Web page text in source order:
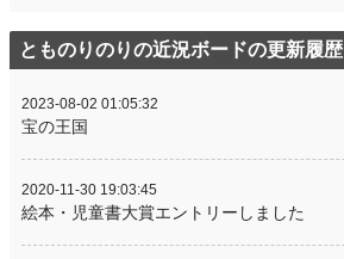
とものりのりの近況ボードの更新履歴
2023-08-02 01:05:32
宝の王国
2020-11-30 19:03:45
絵本・児童書大賞エントリーしました